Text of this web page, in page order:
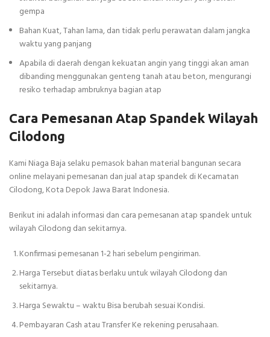
gempa
Bahan Kuat, Tahan lama, dan tidak perlu perawatan dalam jangka
waktu yang panjang
Apabila di daerah dengan kekuatan angin yang tinggi akan aman
dibanding menggunakan genteng tanah atau beton, mengurangi
resiko terhadap ambruknya bagian atap
Cara Pemesanan Atap Spandek Wilayah
Cilodong
Kami Niaga Baja selaku pemasok bahan material bangunan secara
online melayani pemesanan dan jual atap spandek di Kecamatan
Cilodong, Kota Depok Jawa Barat Indonesia.
Berikut ini adalah informasi dan cara pemesanan atap spandek untuk
wilayah Cilodong dan sekitarnya.
Konfirmasi pemesanan 1-2 hari sebelum pengiriman.
Harga Tersebut diatas berlaku untuk wilayah Cilodong dan
sekitarnya.
Harga Sewaktu – waktu Bisa berubah sesuai Kondisi.
Pembayaran Cash atau Transfer Ke rekening perusahaan.